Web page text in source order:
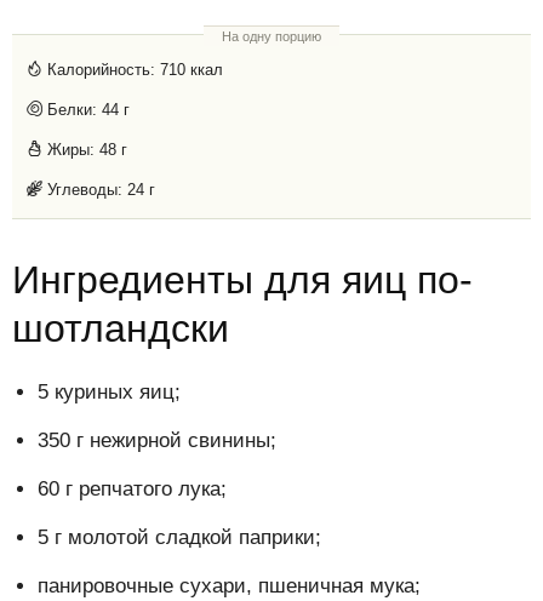
На одну порцию
Калорийность: 710 ккал
Белки: 44 г
Жиры: 48 г
Углеводы: 24 г
Ингредиенты для яиц по-
шотландски
5 куриных яиц;
350 г нежирной свинины;
60 г репчатого лука;
5 г молотой сладкой паприки;
панировочные сухари, пшеничная мука;